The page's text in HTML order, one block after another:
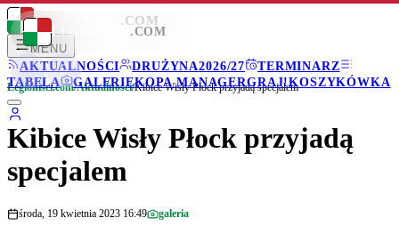
LEGIONISCI .COM
MENU
AKTUALNOŚCI
DRUŻYNA2026/27
TERMINARZ
TABELA
GALERIEKOPA MANAGERGRAJ!KOSZYKÓWKA
LEGIONISCI .COM
Legionisci.com/Aktualności/Kibice Wisły Płock przyjadą specjalem
Kibice Wisły Płock przyjadą
specjalem
środa, 19 kwietnia 2023 16:49 galeria